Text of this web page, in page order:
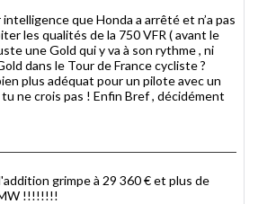
que Honda a arrêté et n’a pas
les qualités de la 750 VFR ( avant le
une Gold qui y va à son rythme , ni
dans le Tour de France cycliste ?
plus adéquat pour un pilote avec un
ne crois pas ! Enfin Bref , décidément
grimpe à 29 360 € et plus de
!!!!!!!!